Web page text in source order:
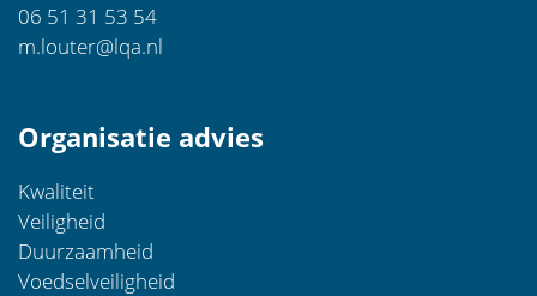
06 51 31 53 54
m.louter@lqa.nl
Organisatie advies
Kwaliteit
Veiligheid
Duurzaamheid
Voedselveiligheid